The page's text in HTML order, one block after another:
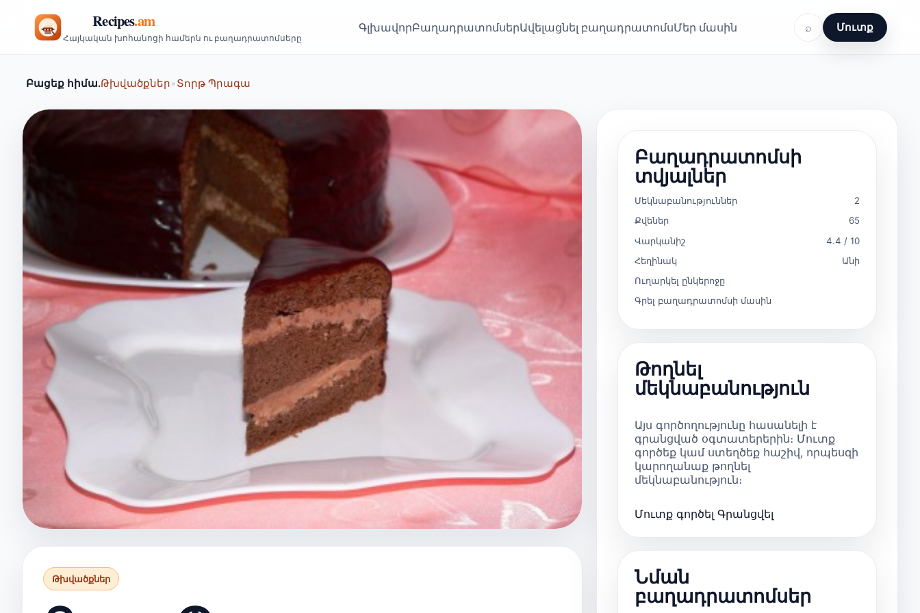
Հայկական խոհանոցի համերն ու բաղադրատոմսերը
ԳլխավորԲաղադրատոմսերԱվելացնել բաղադրատոմսՄեր մասին ⌕ Մուտք
Բացեք հիմա.Թխվածքներ•Տորթ Պրագա
Թխվածքներ
Բաղադրատոմսի
տվյալներ
Մեկնաբանություններ
2
Քվեներ
65
Վարկանիշ
4.4 / 10
Հեղինակ
Անի
Ուղարկել ընկերոջը
Գրել բաղադրատոմսի մասին
Թողնել
մեկնաբանություն
Այս գործողությունը հասանելի է
գրանցված օգտատերերին։ Մուտք
գործեք կամ ստեղծեք հաշիվ, որպեսզի
կարողանաք թողնել
մեկնաբանություն։
Մուտք գործել Գրանցվել
Նման
բաղադրատոմսեր